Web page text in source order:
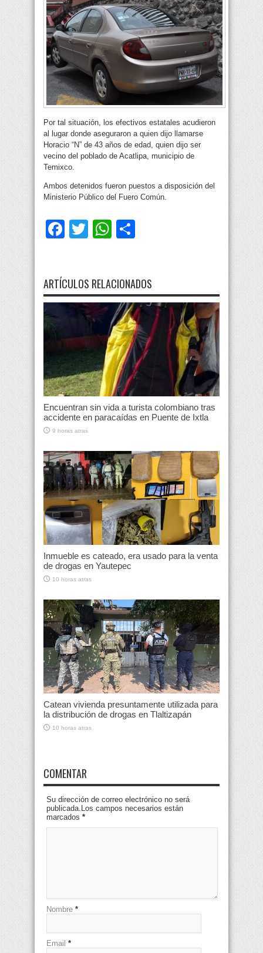
Por tal situación, los efectivos estatales acudieron
al lugar donde aseguraron a quien dijo llamarse
Horacio “N” de 43 años de edad, quien dijo ser
vecino del poblado de Acatlipa, municipio de
Temixco.
Ambos detenidos fueron puestos a disposición del
Ministerio Público del Fuero Común.
Facebook
TwitterWhatsApp
ARTÍCULOS RELACIONADOS
Encuentran sin vida a turista colombiano tras
accidente en paracaídas en Puente de Ixtla
9 horas atras
Inmueble es cateado, era usado para la venta
de drogas en Yautepec
10 horas atras
Catean vivienda presuntamente utilizada para
la distribución de drogas en Tlaltizapán
10 horas atras
COMENTAR
Su dirección de correo electrónico no será
publicada.Los campos necesarios están
marcados *
Nombre *
Email *